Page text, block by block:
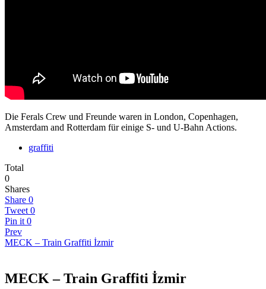
Die Ferals Crew und Freunde waren in London, Copenhagen,
Amsterdam and Rotterdam für einige S- und U-Bahn Actions.
graffiti
Total
0
Shares
Share 0
Tweet 0
Pin it 0
Prev
MECK – Train Graffiti İzmir
MECK – Train Graffiti İzmir